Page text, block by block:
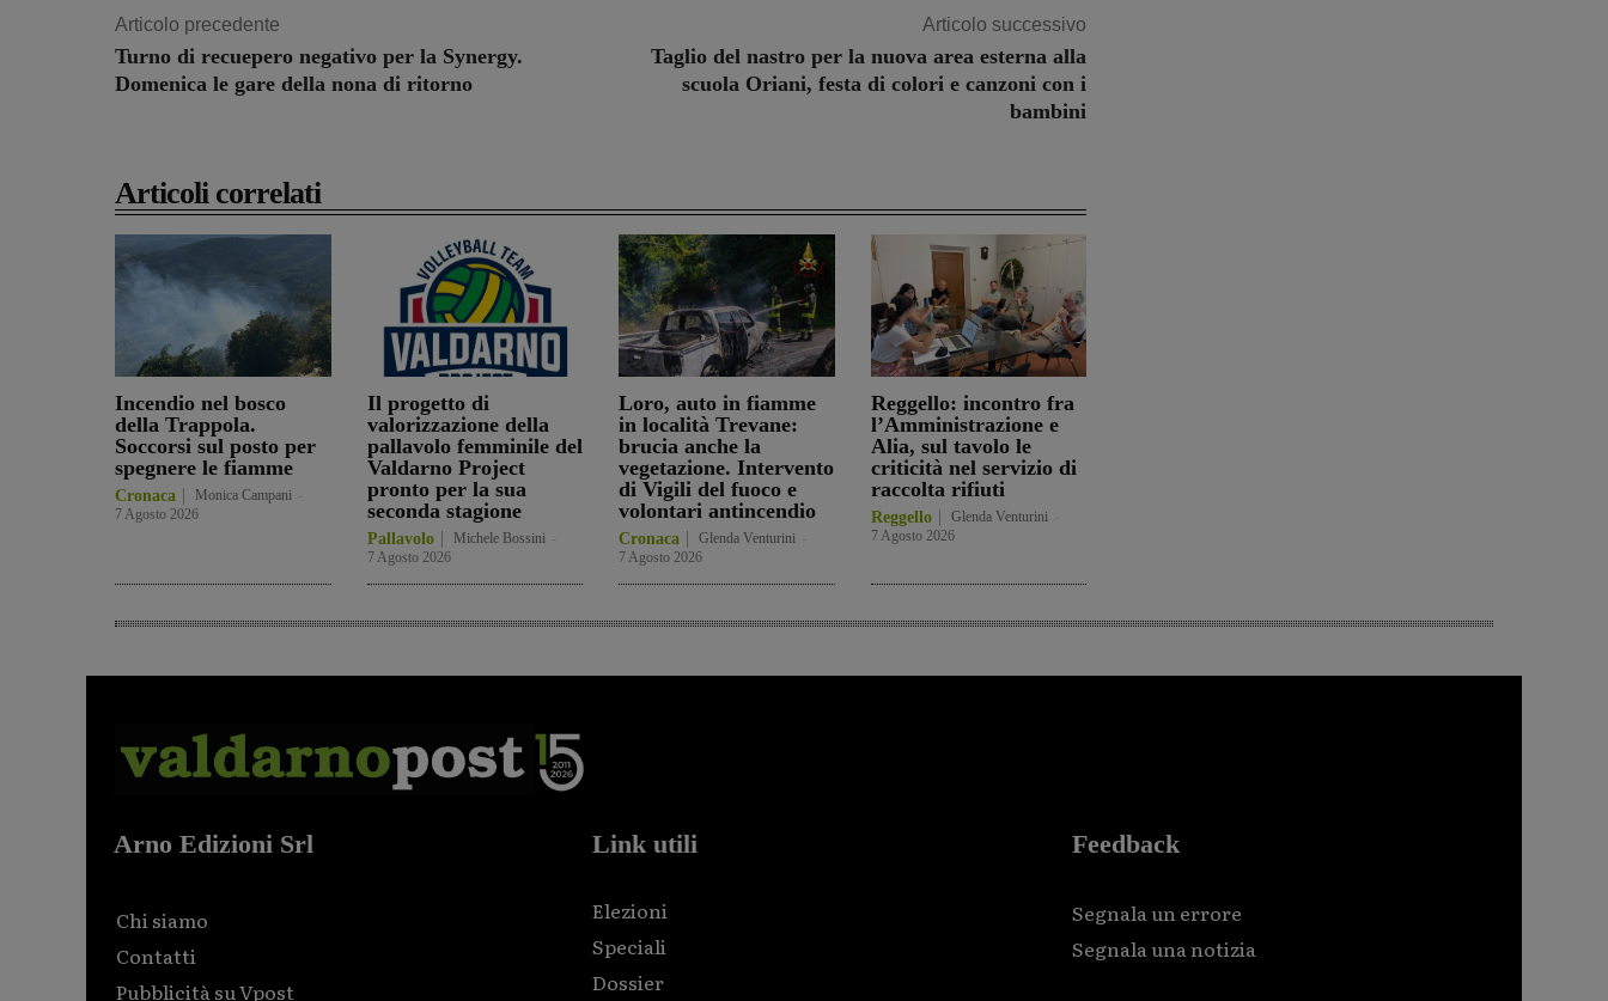
Articolo precedente
Turno di recuepero negativo per la Synergy.
Domenica le gare della nona di ritorno
Articolo successivo
Taglio del nastro per la nuova area esterna alla
scuola Oriani, festa di colori e canzoni con i
bambini
Articoli correlati
Incendio nel bosco
della Trappola.
Soccorsi sul posto per
spegnere le fiamme
Cronaca Monica Campani
7 Agosto 2026
Il progetto di
valorizzazione della
pallavolo femminile del
Valdarno Project
pronto per la sua
seconda stagione
Pallavolo Michele Bossini
7 Agosto 2026
Loro, auto in fiamme
in località Trevane:
brucia anche la
vegetazione. Intervento
di Vigili del fuoco e
volontari antincendio
Cronaca Glenda Venturini
7 Agosto 2026
Reggello: incontro fra
l’Amministrazione e
Alia, sul tavolo le
criticità nel servizio di
raccolta rifiuti
Reggello Glenda Venturini
7 Agosto 2026
Arno Edizioni Srl
Chi siamo
Contatti
Pubblicità su Vpost
Link utili
Elezioni
Speciali
Dossier
Feedback
Segnala un errore
Segnala una notizia